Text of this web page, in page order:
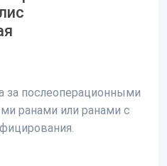
за послеоперационными
ранами или ранами с